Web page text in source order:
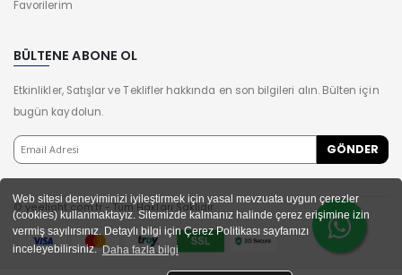
Web sitesi deneyiminizi iyileştirmek için yasal mevzuata uygun çerezler
(cookies) kullanmaktayız. Sitemizde kalmanız halinde çerez erişimine izin
vermiş sayılırsınız. Detaylı bilgi için Çerez Politikası sayfamızı
inceleyebilirsiniz.Daha fazla bilgi
Favorilerim
BÜLTENE ABONE OL
Etkinlikler, Satışlar ve Teklifler hakkında en son bilgileri alın. Bülten için
bugün kaydolun.
© yeelight.com.tr - Tüm Hakları Saklıdır.